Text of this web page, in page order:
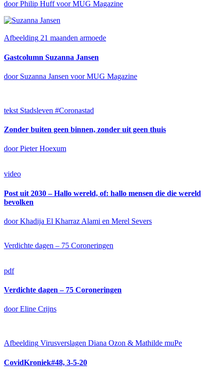
door Philip Huff voor MUG Magazine
Afbeelding 21 maanden armoede
Gastcolumn Suzanna Jansen
door Suzanna Jansen voor MUG Magazine
tekst Stadsleven #Coronastad
Zonder buiten geen binnen, zonder uit geen thuis
door Pieter Hoexum
video
Post uit 2030 – Hallo wereld, of: hallo mensen die die wereld
bevolken
door Khadija El Kharraz Alami en Merel Severs
Verdichte dagen – 75 Coroneringen
pdf
Verdichte dagen – 75 Coroneringen
door Eline Crijns
Afbeelding Virusverslagen Diana Ozon & Mathilde muPe
CovidKroniek#48, 3-5-20